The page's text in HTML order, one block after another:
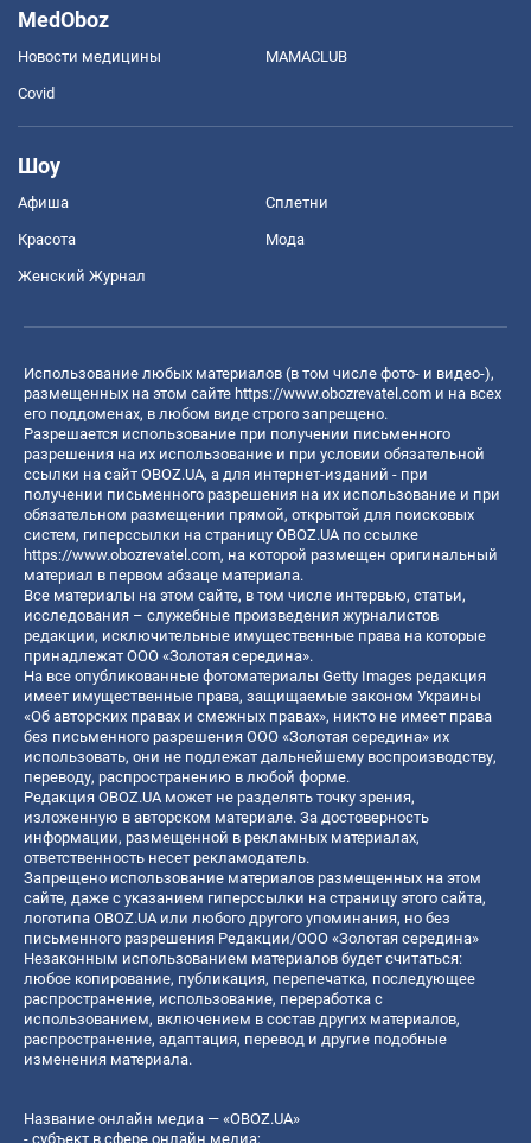
MedOboz
Новости медицины MAMACLUB
Covid
Шоу
Афиша Сплетни
Красота Мода
Женский Журнал
Использование любых материалов (в том числе фото- и видео-),
размещенных на этом сайте https://www.obozrevatel.com и на всех
его поддоменах, в любом виде строго запрещено.
Разрешается использование при получении письменного
разрешения на их использование и при условии обязательной
ссылки на сайт OBOZ.UA, а для интернет-изданий - при
получении письменного разрешения на их использование и при
обязательном размещении прямой, открытой для поисковых
систем, гиперссылки на страницу OBOZ.UA по ссылке
https://www.obozrevatel.com, на которой размещен оригинальный
материал в первом абзаце материала.
Все материалы на этом сайте, в том числе интервью, статьи,
исследования – служебные произведения журналистов
редакции, исключительные имущественные права на которые
принадлежат ООО «Золотая середина».
На все опубликованные фотоматериалы Getty Images редакция
имеет имущественные права, защищаемые законом Украины
«Об авторских правах и смежных правах», никто не имеет права
без письменного разрешения ООО «Золотая середина» их
использовать, они не подлежат дальнейшему воспроизводству,
переводу, распространению в любой форме.
Редакция OBOZ.UA может не разделять точку зрения,
изложенную в авторском материале. За достоверность
информации, размещенной в рекламных материалах,
ответственность несет рекламодатель.
Запрещено использование материалов размещенных на этом
сайте, даже с указанием гиперссылки на страницу этого сайта,
логотипа OBOZ.UA или любого другого упоминания, но без
письменного разрешения Редакции/ООО «Золотая середина»
Незаконным использованием материалов будет считаться:
любое копирование, публикация, перепечатка, последующее
распространение, использование, переработка с
использованием, включением в состав других материалов,
распространение, адаптация, перевод и другие подобные
изменения материала.
Название онлайн медиа — «OBOZ.UA»
- субъект в сфере онлайн медиа;